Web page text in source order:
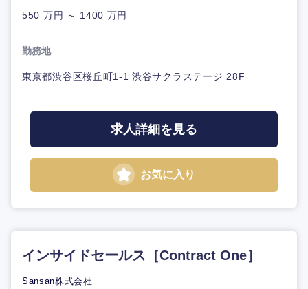
550 万円 ～ 1400 万円
勤務地
東京都渋谷区桜丘町1-1 渋谷サクラステージ 28F
求人詳細を見る
お気に入り
インサイドセールス［Contract One］
Sansan株式会社